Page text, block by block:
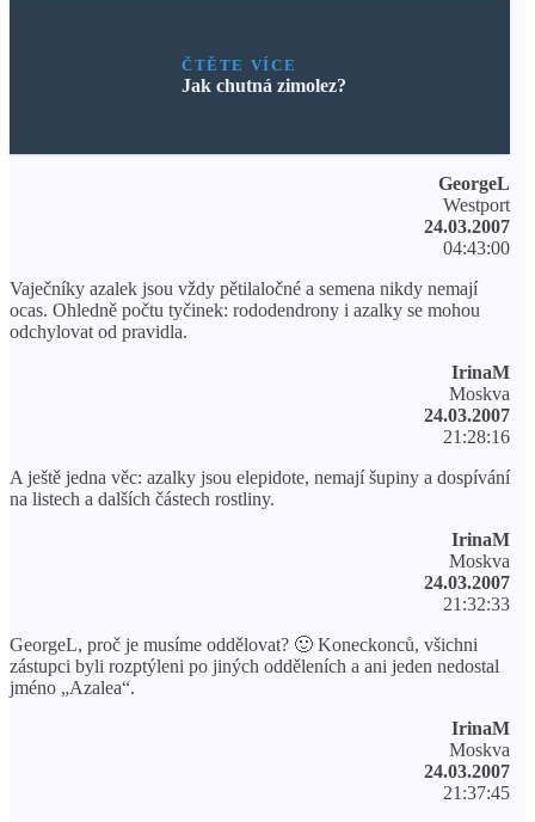
ČTĚTE VÍCE
Jak chutná zimolez?
GeorgeL
Westport
24.03.2007
04:43:00
Vaječníky azalek jsou vždy pětilaločné a semena nikdy nemají
ocas. Ohledně počtu tyčinek: rododendrony i azalky se mohou
odchylovat od pravidla.
IrinaM
Moskva
24.03.2007
21:28:16
A ještě jedna věc: azalky jsou elepidote, nemají šupiny a dospívání
na listech a dalších částech rostliny.
IrinaM
Moskva
24.03.2007
21:32:33
GeorgeL, proč je musíme oddělovat? 🙂 Koneckonců, všichni
zástupci byli rozptýleni po jiných odděleních a ani jeden nedostal
jméno „Azalea“.
IrinaM
Moskva
24.03.2007
21:37:45